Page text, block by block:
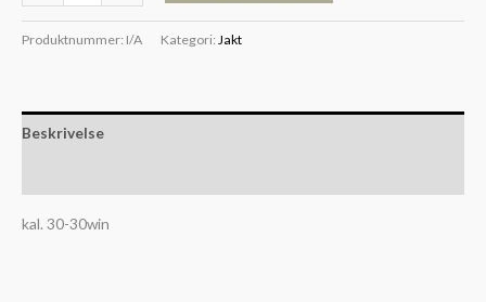
Produktnummer: I/A Kategori: Jakt
Beskrivelse
kal. 30-30win